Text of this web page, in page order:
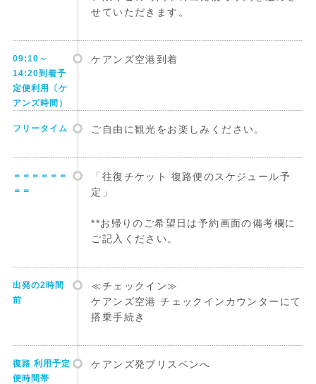
せていただきます。
09:10～
14:20到着予
定便利用〔ケ
アンズ時間）
ケアンズ空港到着
フリータイム ご自由に観光をお楽しみください。
＝＝＝＝＝＝
＝＝
「往復チケット 復路便のスケジュール予
定」
**お帰りのご希望日は予約画面の備考欄に
ご記入ください。
出発の2時間
前
≪チェックイン≫
ケアンズ空港 チェックインカウンターにて
搭乗手続き
復路 利用予定
便時間帯
ケアンズ発ブリスベンへ